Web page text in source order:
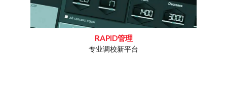
RAPID管理
专业调校新平台